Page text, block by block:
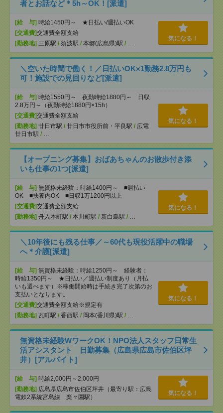
者とお話など＊5h～OK！[派遣]
[給 与] 時給1450円～ ★日払い/週払いOK
[交通費]交通費全額支給
[勤務地] 三原駅 / 須波駅 / 本郷(広島県)駅 /
気になる！
＼空いた時間で働く！／日払いOK×1勤務2.8万円も
可！施設での見回りなど[派遣]
[給 与] 時給1550円～ 夜勤時給1880円～ 日収
2.8万円～（夜勤時給1880円×15h）
[交通費]交通費全額支給
[勤務地] 廿日市駅 / 廿日市市役所前・平良駅 / 広電
廿日市駅 /
気になる！
【オープニング募集】おばあちゃんのお散歩付き添
いも仕事の1つ[派遣]
[給 与] 無資格未経験：時給1400円～ ■週払い
OK ■扶養内OK ■日収1万1200円以上
[交通費]交通費全額支給
[勤務地] 舟入本町駅 / 本川町駅 / 新白島駅 /
気になる！
＼10年後にも残る仕事／～60代も現役活躍中の職場
へ＊介護[派遣]
[給 与] 無資格未経験：時給1250円～ 経験者：
時給1350円～ ★日払い／週払い制度あり（月払
いも選べます）※稼働開始時は手続き完了次第のお
支払いとなります。
[交通費]交通費全額支給※規定有
[勤務地] 瓦町駅 / 香西駅 / 岡本(香川県)駅 /
気になる！
無資格未経験WワークOK！NPO法人スタッフ日常生
活アシスタント 日勤募集（広島県広島市佐伯区坪
井）[アルバイト]
[給 与] 時給2,000円～2,000円
[勤務地] 広島県広島市佐伯区坪井（最寄り駅：広島
電鉄2系統宮島線 楽々園駅）
気になる！